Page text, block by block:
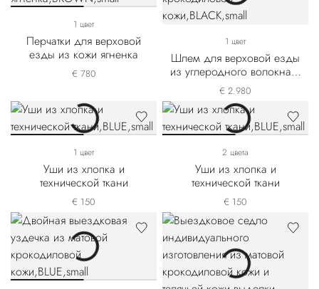
1 цвет
Перчатки для верховой
езды из кожи ягненка
€ 780
1 цвет
Шлем для верховой езды
из углеродного волокна и
крокодиловой кожи
€ 2.980
1 цвет
Уши из хлопка и
технической ткани
€ 150
2 цвета
Уши из хлопка и
технической ткани
€ 150